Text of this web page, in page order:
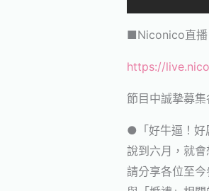
■Niconico直播
https://
節目中誠摯募集
●「好牛逼！好
說到六月，就
請分享各位至